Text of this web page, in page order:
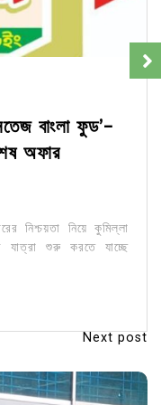
বাংলা ফুড’-
অফার
নিশ্চয়তা নিয়ে কুমিল্লা
যাত্রা শুরু করতে যাচ্ছে
Next post